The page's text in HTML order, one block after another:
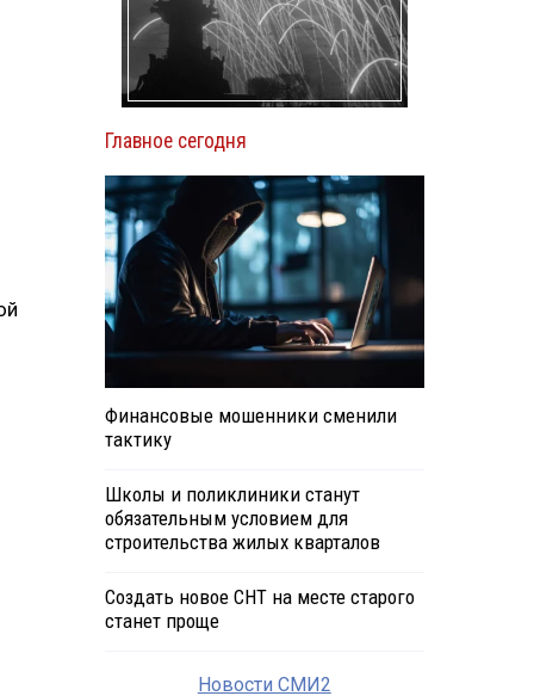
Главное сегодня
Финансовые мошенники сменили
тактику
Школы и поликлиники станут
обязательным условием для
строительства жилых кварталов
Создать новое СНТ на месте старого
станет проще
Новости СМИ2